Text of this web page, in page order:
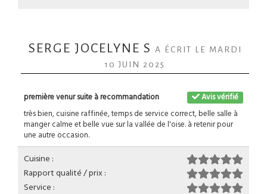
SERGE JOCELYNE S A ÉCRIT LE MARDI
10 JUIN 2025
Avis vérifié
première venur suite à recommandation
très bien, cuisine raffinée, temps de service correct, belle salle à
manger calme et belle vue sur la vallée de l'oise. à retenir pour
une autre occasion.
Cuisine :
Rapport qualité / prix :
Service :